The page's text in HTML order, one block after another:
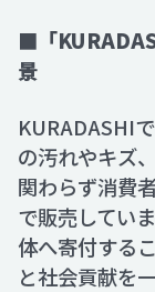
■ 「
景
KURADASHI
の汚れやキズ
関わらず消費
で販売してい
体へ寄付する
と社会貢献を